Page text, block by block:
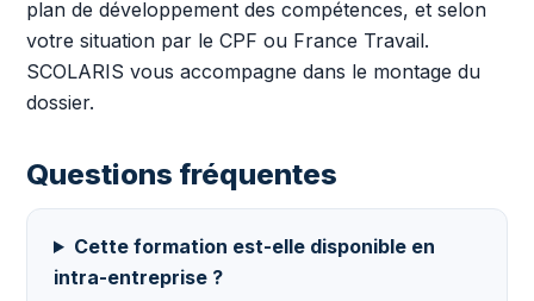
plan de développement des compétences, et selon
votre situation par le CPF ou France Travail.
SCOLARIS vous accompagne dans le montage du
dossier.
Questions fréquentes
Cette formation est-elle disponible en
intra-entreprise ?